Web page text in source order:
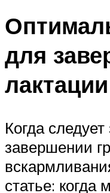
для
лактации
Когда
завершении
статье: когда